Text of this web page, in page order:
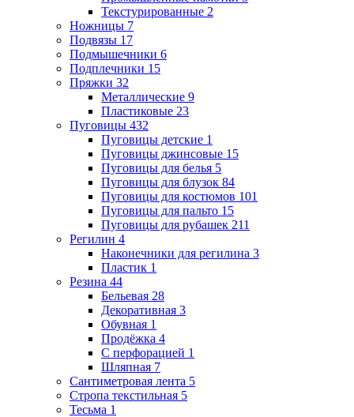
Текстурированные 2
Ножницы 7
Подвязы 17
Подмышечники 6
Подплечники 15
Пряжки 32
Металлические 9
Пластиковые 23
Пуговицы 432
Пуговицы детские 1
Пуговицы джинсовые 15
Пуговицы для белья 5
Пуговицы для блузок 84
Пуговицы для костюмов 101
Пуговицы для пальто 15
Пуговицы для рубашек 211
Регилин 4
Наконечники для регилина 3
Пластик 1
Резина 44
Бельевая 28
Декоративная 3
Обувная 1
Продёжка 4
С перфорацией 1
Шляпная 7
Сантиметровая лента 5
Стропа текстильная 5
Тесьма 1